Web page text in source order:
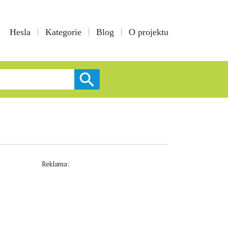
Hesla Kategorie Blog O projektu
Reklama: